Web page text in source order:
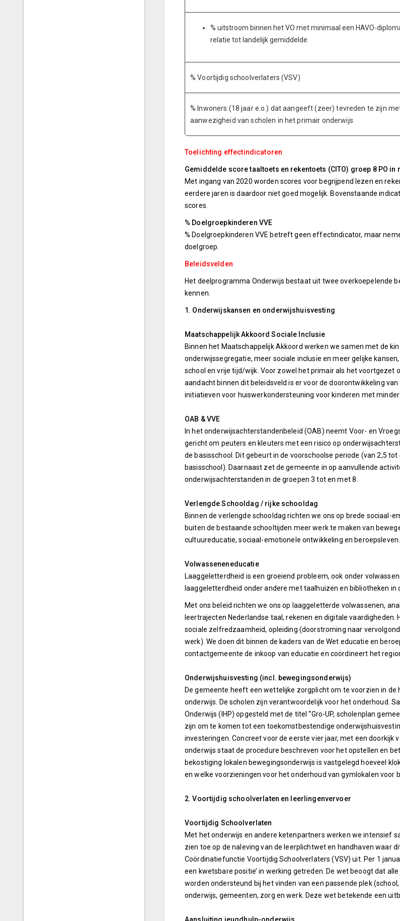
% uitstroom binnen het VO met minimaal een HAVO-
relatie tot landelijk gemiddelde
% Voortijdig schoolverlaters (VSV)
% Inwoners (18 jaar e.o.) dat aangeeft (zeer) tevreden te zijn
aanwezigheid van scholen in het primair onderwijs
Toelichting effectindicatoren
Gemiddelde score taaltoets en rekentoets (CITO) groep 8 PO
Met ingang van 2020 worden scores voor begrijpend lezen en
eerdere jaren is daardoor niet goed mogelijk. Bovenstaande
scores.
% Doelgroepkinderen VVE
% Doelgroepkinderen VVE betreft geen effectindicator, maar
doelgroep.
Beleidsvelden
Het deelprogramma Onderwijs bestaat uit twee overkoepelende
kennen.
1. Onderwijskansen en onderwijshuisvesting
Maatschappelijk Akkoord Sociale Inclusie
Binnen het Maatschappelijk Akkoord werken we samen met de
onderwijssegregatie, meer sociale inclusie en meer gelijke
school en vrije tijd/wijk. Voor zowel het primair als het voortgezet
aandacht binnen dit beleidsveld is er voor de doorontwikkeling
initiatieven voor huiswerkondersteuning voor kinderen met minder
OAB & VVE
In het onderwijsachterstandenbeleid (OAB) neemt Voor- en
gericht om peuters en kleuters met een risico op
de basisschool. Dit gebeurt in de voorschoolse periode (van 2,5
basisschool). Daarnaast zet de gemeente in op aanvullende
onderwijsachterstanden in de groepen 3 tot en met 8.
Verlengde Schooldag / rijke schooldag
Binnen de verlengde schooldag richten we ons op brede sociaal-
buiten de bestaande schooltijden meer werk te maken van
cultuureducatie, sociaal-emotionele ontwikkeling en beroepsleven.
Volwasseneneducatie
Laaggeletterdheid is een groeiend probleem, ook onder
laaggeletterdheid onder andere met taalhuizen en bibliotheken in
Met ons beleid richten we ons op laaggeletterde volwassenen,
leertrajecten Nederlandse taal, rekenen en digitale
sociale zelfredzaamheid, opleiding (doorstroming naar
werk). We doen dit binnen de kaders van de Wet educatie en
contactgemeente de inkoop van educatie en coördineert het
Onderwijshuisvesting (incl. bewegingsonderwijs)
De gemeente heeft een wettelijke zorgplicht om te voorzien in
onderwijs. De scholen zijn verantwoordelijk voor het onderhoud.
Onderwijs (IHP) opgesteld met de titel “Gro-UP, scholenplan
zijn om te komen tot een toekomstbestendige
investeringen. Concreet voor de eerste vier jaar, met een doorkijk
onderwijs staat de procedure beschreven voor het opstellen en
bekostiging lokalen bewegingsonderwijs is vastgelegd hoeveel
en welke voorzieningen voor het onderhoud van gymlokalen voor
2. Voortijdig schoolverlaten en leerlingenvervoer
Voortijdig Schoolverlaten
Met het onderwijs en andere ketenpartners werken we intensief
zien toe op de naleving van de leerplichtwet en handhaven waar
Coördinatiefunctie Voortijdig Schoolverlaters (VSV) uit. Per 1
een kwetsbare positie’ in werking getreden. De wet beoogt dat
worden ondersteund bij het vinden van een passende plek
onderwijs, gemeenten, zorg en werk. Deze wet betekende een